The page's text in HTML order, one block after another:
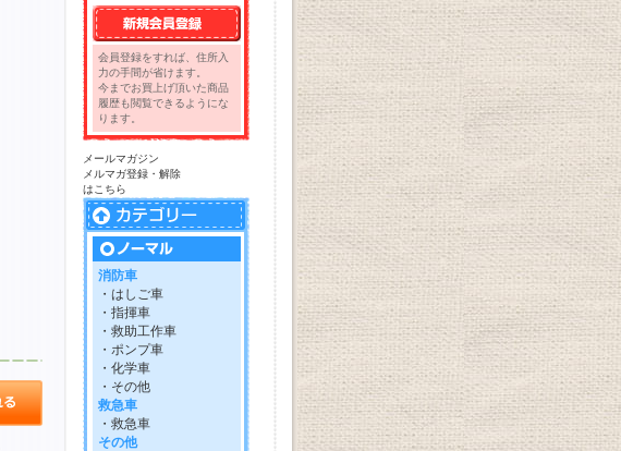
会員登録をすれば、住所入
力の手間が省けます。
今までお買上げ頂いた商品
履歴も閲覧できるようにな
ります。
メールマガジン
メルマガ登録・解除
はこちら
消防車
・はしご車
・指揮車
・救助工作車
・ポンプ車
・化学車
・その他
救急車
・救急車
その他